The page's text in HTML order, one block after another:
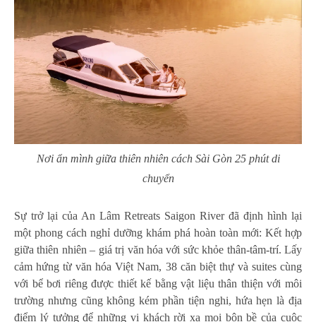
Nơi ẩn mình giữa thiên nhiên cách Sài Gòn 25 phút di
chuyển
Sự trở lại của An Lâm Retreats Saigon River đã định hình lại
một phong cách nghỉ dưỡng khám phá hoàn toàn mới: Kết hợp
giữa thiên nhiên – giá trị văn hóa với sức khỏe thân-tâm-trí. Lấy
cảm hứng từ văn hóa Việt Nam, 38 căn biệt thự và suites cùng
với bể bơi riêng được thiết kế bằng vật liệu thân thiện với môi
trường nhưng cũng không kém phần tiện nghi, hứa hẹn là địa
điểm lý tưởng để những vị khách rời xa mọi bộn bề của cuộc